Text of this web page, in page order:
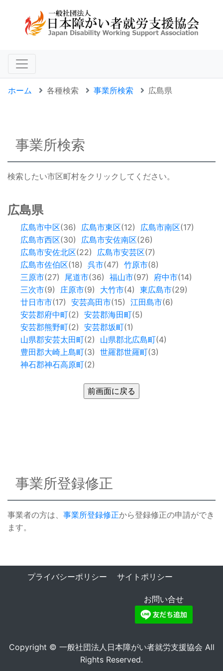
ホーム 各種検索 事業所検索 広島県
事業所検索
検索したい市区町村をクリックしてください。
広島県
広島市中区(36) 広島市東区(12) 広島市南区(17)
広島市西区(30) 広島市安佐南区(26)
広島市安佐北区(22) 広島市安芸区(7)
広島市佐伯区(18) 呉市(47) 竹原市(8)
三原市(27) 尾道市(36) 福山市(97) 府中市(14)
三次市(9) 庄原市(9) 大竹市(4) 東広島市(29)
廿日市市(17) 安芸高田市(15) 江田島市(6)
安芸郡府中町(2) 安芸郡海田町(5)
安芸郡熊野町(2) 安芸郡坂町(1)
山県郡安芸太田町(2) 山県郡北広島町(4)
豊田郡大崎上島町(3) 世羅郡世羅町(3)
神石郡神石高原町(2)
事業所登録修正
事業者の方は、 事業所登録修正から登録修正の申請ができ
ます。
プライバシーポリシー サイトポリシー
お問い合せ
Copyright © 一般社団法人日本障がい者就労支援協会 All
Rights Reserved.